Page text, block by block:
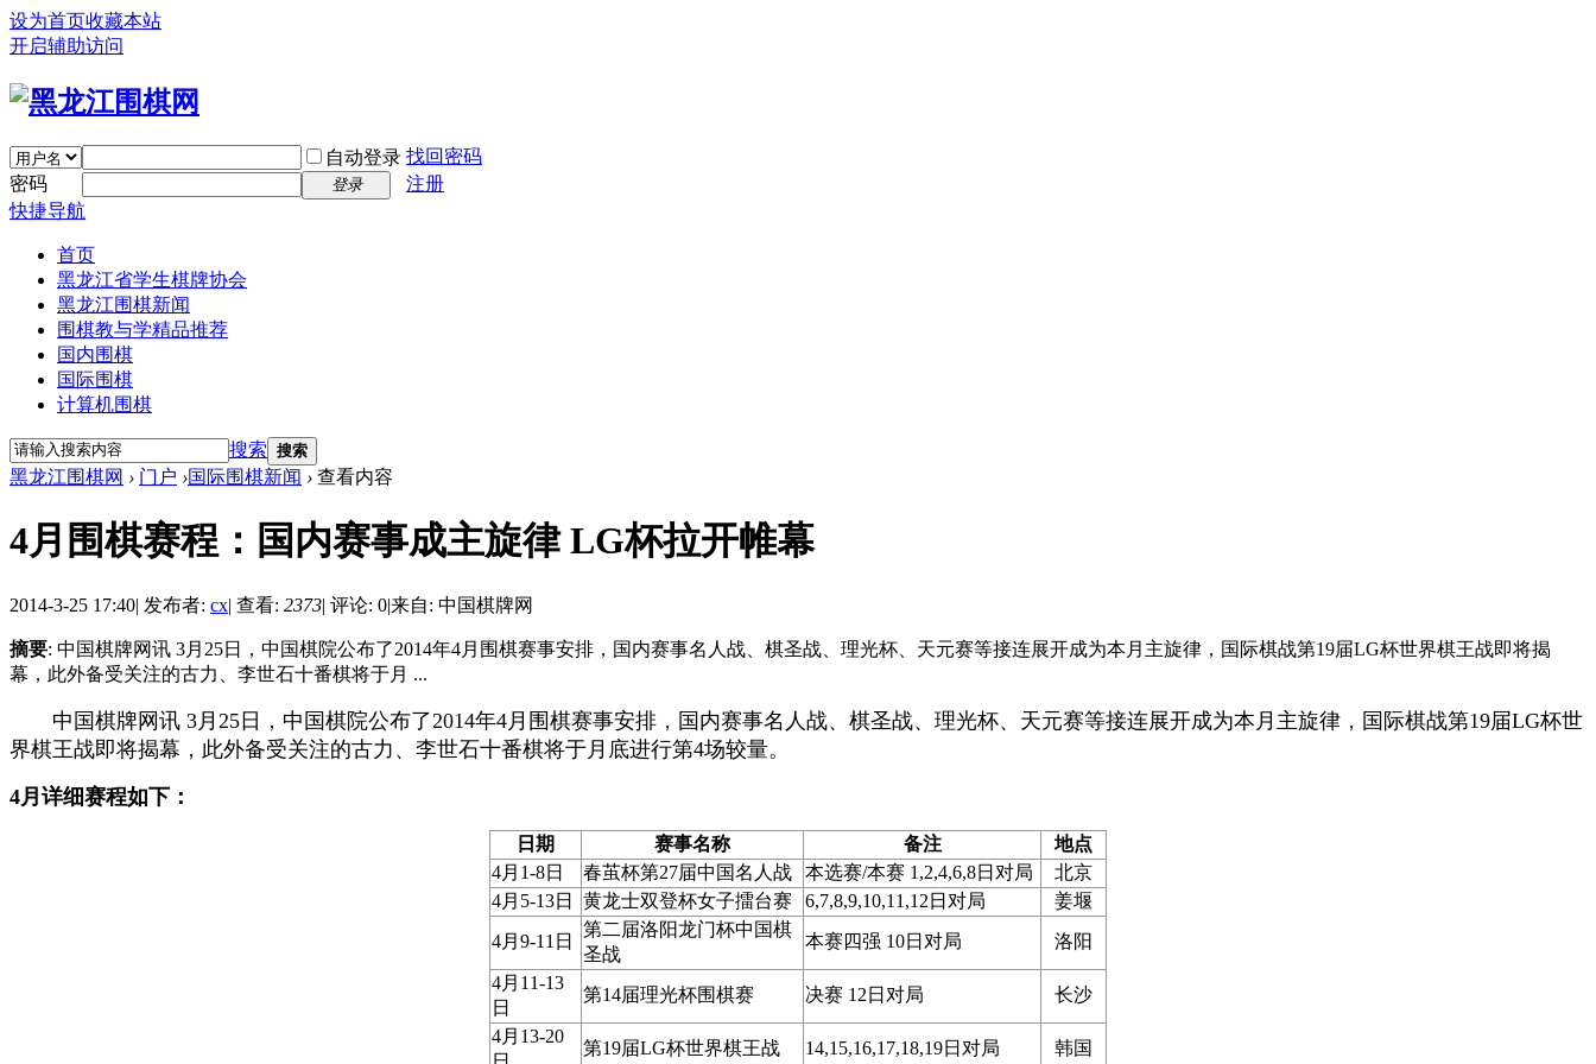
设为首页收藏本站
开启辅助访问
自动登录 找回密码
密码
登录
注册
快捷导航
首页
黑龙江省学生棋牌协会
黑龙江围棋新闻
围棋教与学精品推荐
国内围棋
国际围棋
计算机围棋
搜索 搜索
黑龙江围棋网 › 门户 ›国际围棋新闻 › 查看内容
4月围棋赛程：国内赛事成主旋律 LG杯拉开帷幕
2014-3-25 17:40| 发布者: cx| 查看: 2373| 评论: 0|来自: 中国棋牌网
摘要: 中国棋牌网讯 3月25日，中国棋院公布了2014年4月围棋赛事安排，国内赛事名人战、棋圣战、理光杯、天元赛等接连展开成为本月主旋律，国际棋战第19届LG杯世界棋王战即将揭
幕，此外备受关注的古力、李世石十番棋将于月 ...
中国棋牌网讯 3月25日，中国棋院公布了2014年4月围棋赛事安排，国内赛事名人战、棋圣战、理光杯、天元赛等接连展开成为本月主旋律，国际棋战第19届LG杯世
界棋王战即将揭幕，此外备受关注的古力、李世石十番棋将于月底进行第4场较量。
4月详细赛程如下：
日期 赛事名称 备注
地点
4月1-8日
春茧杯第27届中国名人战 本选赛/本赛 1,2,4,6,8日对局
北京
4月5-13日
黄龙士双登杯女子擂台赛 6,7,8,9,10,11,12日对局
姜堰
4月9-11日
第二届洛阳龙门杯中国棋
圣战
本赛四强 10日对局 洛阳
4月11-13
日
第14届理光杯围棋赛 决赛 12日对局 长沙
4月13-20
第19届LG杯世界棋王战 14,15,16,17,18,19日对局 韩国